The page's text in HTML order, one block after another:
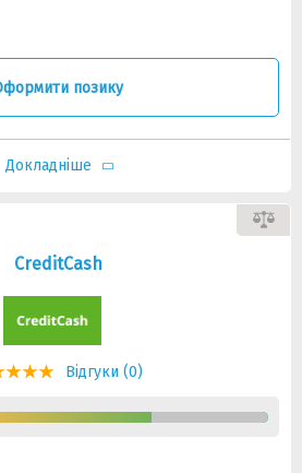
позику
Докладніше
CreditCash
Відгуки (0)